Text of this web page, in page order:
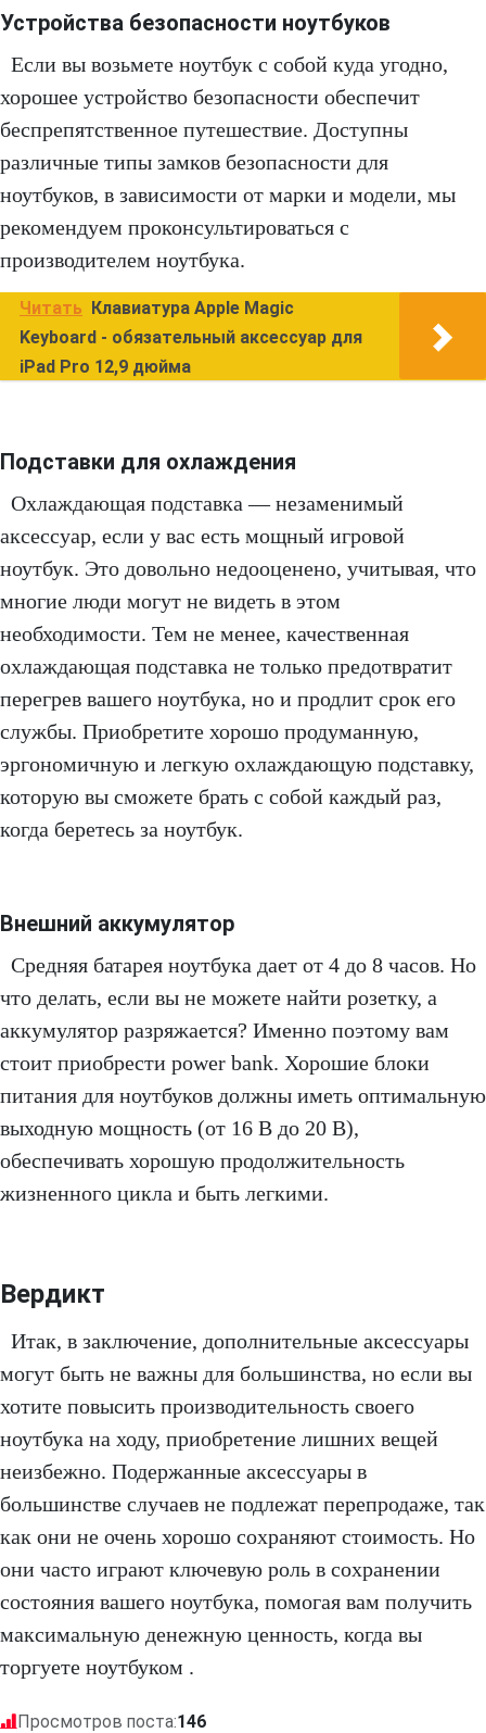
Устройства безопасности ноутбуков
Если вы возьмете ноутбук с собой куда угодно,
хорошее устройство безопасности обеспечит
беспрепятственное путешествие. Доступны
различные типы замков безопасности для
ноутбуков, в зависимости от марки и модели, мы
рекомендуем проконсультироваться с
производителем ноутбука.
Читать
Клавиатура Apple Magic
Keyboard - обязательный аксессуар для
iPad Pro 12,9 дюйма
Подставки для охлаждения
Охлаждающая подставка — незаменимый
аксессуар, если у вас есть мощный игровой
ноутбук. Это довольно недооценено, учитывая, что
многие люди могут не видеть в этом
необходимости. Тем не менее, качественная
охлаждающая подставка не только предотвратит
перегрев вашего ноутбука, но и продлит срок его
службы. Приобретите хорошо продуманную,
эргономичную и легкую охлаждающую подставку,
которую вы сможете брать с собой каждый раз,
когда беретесь за ноутбук.
Внешний аккумулятор
Средняя батарея ноутбука дает от 4 до 8 часов. Но
что делать, если вы не можете найти розетку, а
аккумулятор разряжается? Именно поэтому вам
стоит приобрести power bank. Хорошие блоки
питания для ноутбуков должны иметь оптимальную
выходную мощность (от 16 В до 20 В),
обеспечивать хорошую продолжительность
жизненного цикла и быть легкими.
Вердикт
Итак, в заключение, дополнительные аксессуары
могут быть не важны для большинства, но если вы
хотите повысить производительность своего
ноутбука на ходу, приобретение лишних вещей
неизбежно. Подержанные аксессуары в
большинстве случаев не подлежат перепродаже, так
как они не очень хорошо сохраняют стоимость. Но
они часто играют ключевую роль в сохранении
состояния вашего ноутбука, помогая вам получить
максимальную денежную ценность, когда вы
торгуете ноутбуком .
Просмотров поста:146